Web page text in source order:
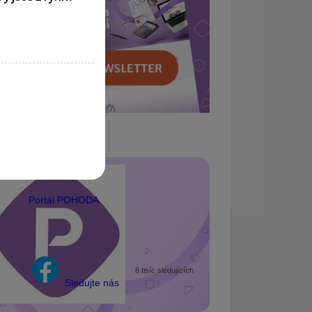
Portál POHODA
Sledujte nás
8 tisíc sledujících